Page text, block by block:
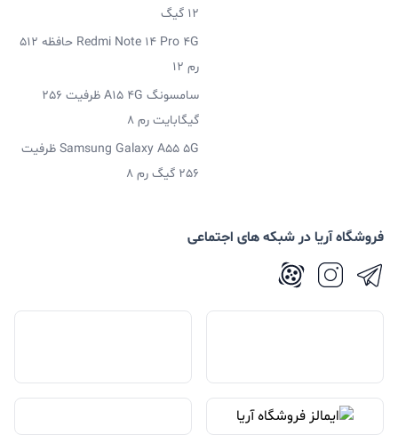
12 گیگ
Redmi Note 14 Pro 4G حافظه 512
رم 12
سامسونگ A15 4G ظرفیت 256
گیگابایت رم 8
Samsung Galaxy A55 5G ظرفیت
256 گیگ رم 8
فروشگاه آریا در شبکه های اجتماعی